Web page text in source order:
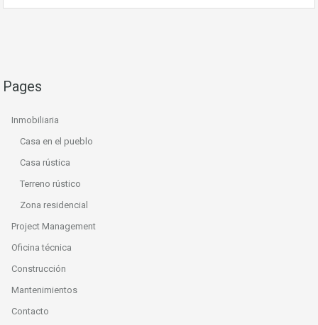
Pages
Inmobiliaria
Casa en el pueblo
Casa rústica
Terreno rústico
Zona residencial
Project Management
Oficina técnica
Construcción
Mantenimientos
Contacto